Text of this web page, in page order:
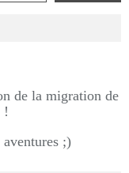
de la migration de
!
;)